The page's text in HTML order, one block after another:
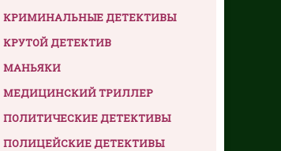
КРИМИНАЛЬНЫЕ ДЕТЕКТИВЫ
КРУТОЙ ДЕТЕКТИВ
МАНЬЯКИ
МЕДИЦИНСКИЙ ТРИЛЛЕР
ПОЛИТИЧЕСКИЕ ДЕТЕКТИВЫ
ПОЛИЦЕЙСКИЕ ДЕТЕКТИВЫ